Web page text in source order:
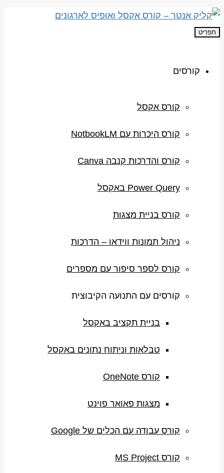
תפריט
קורסים
קורס אקסל
קורס היכרות עם NotbookLM
קורס והדרכות קנבה Canva
Power Query באקסל
קורס בניית מצגות
ניהול תמונות ווידאו – הדרכות
קורס לספר סיפור עם מספרים
קורסים עם התנועה הקיבוצית
בניית תקציב באקסל
טבלאות וניתוח נתונים באקסל
קורס OneNote
מצגות פאואר פוינט
קורס עבודה עם הכלים של Google
קורס MS Project